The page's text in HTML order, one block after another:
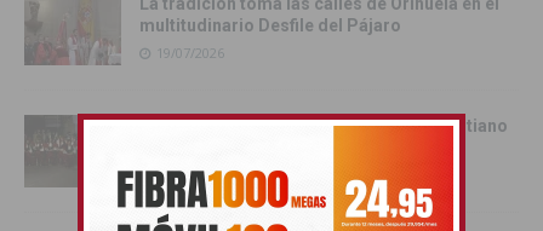
multitudinario Desfile del Pájaro
19/07/2026
Cox se rinde al esplendor del Bando Cristiano